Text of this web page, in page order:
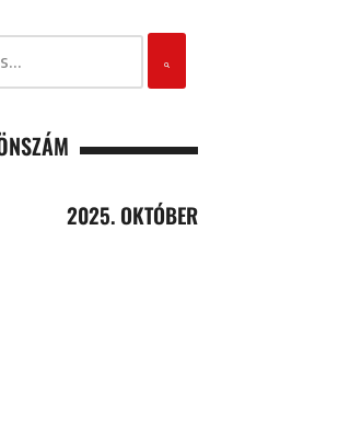
2025. OKTÓBER